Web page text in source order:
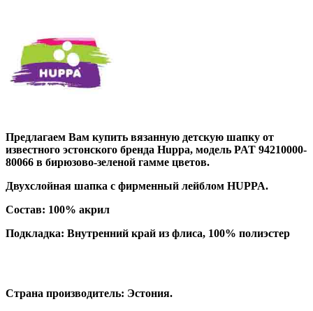
Предлагаем Вам купить вязанную детскую шапку от
известного эстонского бренда Huppa, модель PAT 94210000-
80066 в бирюзово-зеленой гамме цветов.
Двухслойная шапка с фирменный лейблом HUPPA.
Состав: 100% акрил
Подкладка: Внутренний край из флиса, 100% полиэстер
Страна производитель: Эстония.